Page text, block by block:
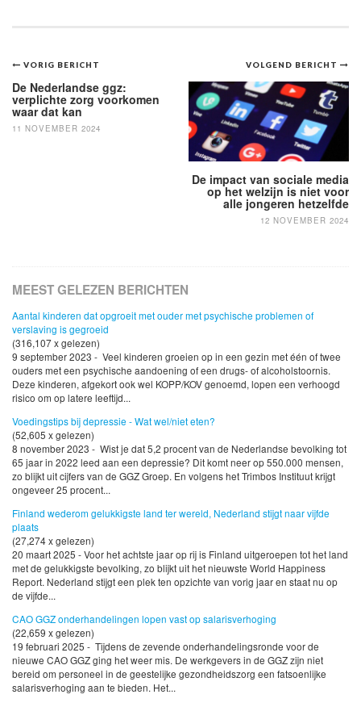
Bericht
navigatie
VOLGEND BERICHT
De impact van sociale media
op het welzijn is niet voor
alle jongeren hetzelfde
12 NOVEMBER 2024
VORIG BERICHT
De Nederlandse ggz:
verplichte zorg voorkomen
waar dat kan
11 NOVEMBER 2024
MEEST GELEZEN BERICHTEN
Aantal kinderen dat opgroeit met ouder met psychische problemen of
verslaving is gegroeid
(316,107 x gelezen)
9 september 2023 - Veel kinderen groeien op in een gezin met één of twee
ouders met een psychische aandoening of een drugs- of alcoholstoornis.
Deze kinderen, afgekort ook wel KOPP/KOV genoemd, lopen een verhoogd
risico om op latere leeftijd...
Voedingstips bij depressie - Wat wel/niet eten?
(52,605 x gelezen)
8 november 2023 - Wist je dat 5,2 procent van de Nederlandse bevolking tot
65 jaar in 2022 leed aan een depressie? Dit komt neer op 550.000 mensen,
zo blijkt uit cijfers van de GGZ Groep. En volgens het Trimbos Instituut krijgt
ongeveer 25 procent...
Finland wederom gelukkigste land ter wereld, Nederland stijgt naar vijfde
plaats
(27,274 x gelezen)
20 maart 2025 - Voor het achtste jaar op rij is Finland uitgeroepen tot het land
met de gelukkigste bevolking, zo blijkt uit het nieuwste World Happiness
Report. Nederland stijgt een plek ten opzichte van vorig jaar en staat nu op
de vijfde...
CAO GGZ onderhandelingen lopen vast op salarisverhoging
(22,659 x gelezen)
19 februari 2025 - Tijdens de zevende onderhandelingsronde voor de
nieuwe CAO GGZ ging het weer mis. De werkgevers in de GGZ zijn niet
bereid om personeel in de geestelijke gezondheidszorg een fatsoenlijke
salarisverhoging aan te bieden. Het...